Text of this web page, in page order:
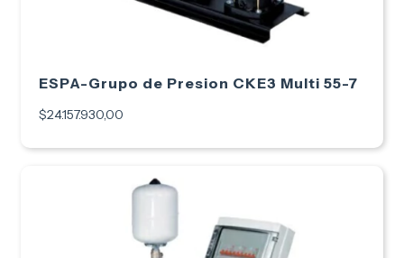
ESPA-Grupo de Presion CKE3 Multi 55-7
$24.157.930,00